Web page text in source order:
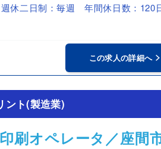
休二日制：毎週 年間休日数：120
この求人の詳細へ
ト(製造業)
刷オペレータ／座間